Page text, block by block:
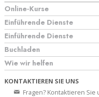
Online-Kurse
Einführende Dienste
Einführende Dienste
Buchladen
Wie wir helfen
KONTAKTIEREN SIE UNS
Fragen? Kontaktieren Sie